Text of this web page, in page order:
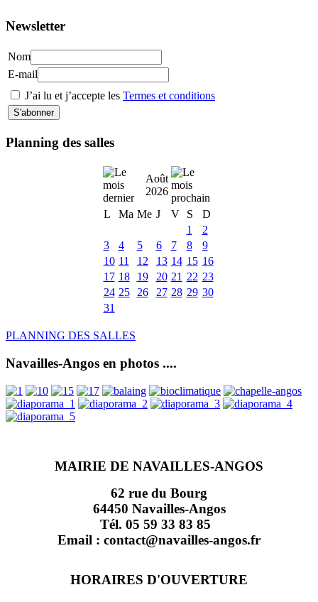
Newsletter
Nom
E-mail
J’ai lu et j’accepte les Termes et conditions
Planning des salles
Août
2026
L
Ma Me J V S
D
1
2
3
4 5 6 7 8
9
10 11 12 13 14 15 16
17 18 19 20 21 22 23
24 25 26 27 28 29 30
31
PLANNING DES SALLES
Navailles-Angos en photos ....
MAIRIE DE NAVAILLES-ANGOS
62 rue du Bourg
64450 Navailles-Angos
Tél. 05 59 33 83 85
Email : contact@navailles-angos.fr
HORAIRES D'OUVERTURE